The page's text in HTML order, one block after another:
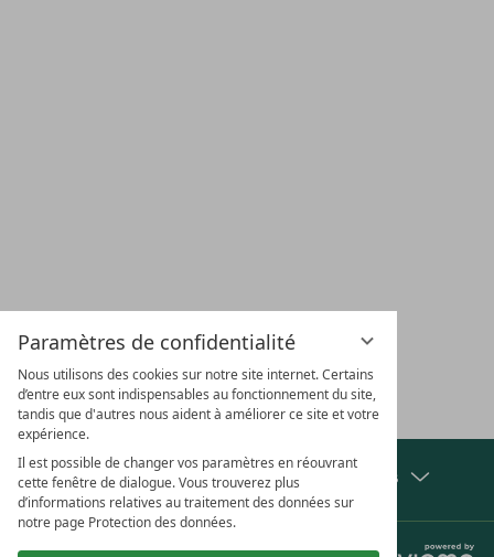
Paramètres de confidentialité
Nous utilisons des cookies sur notre site internet. Certains
d’entre eux sont indispensables au fonctionnement du site,
tandis que d'autres nous aident à améliorer ce site et votre
expérience.
Il est possible de changer vos paramètres en réouvrant
cette fenêtre de dialogue. Vous trouverez plus
d’informations relatives au traitement des données sur
notre page Protection des données.
S'ABONNER À LA NEWSLETTER
Afficher les distinctions et les partenaires
Jobs Confidentialité